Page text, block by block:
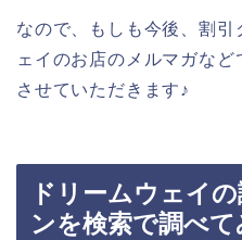
なので、もしも今後、割引
ェイのお店のメルマガな
させていただきます♪
ドリームウェイ
ンを検索で調べて